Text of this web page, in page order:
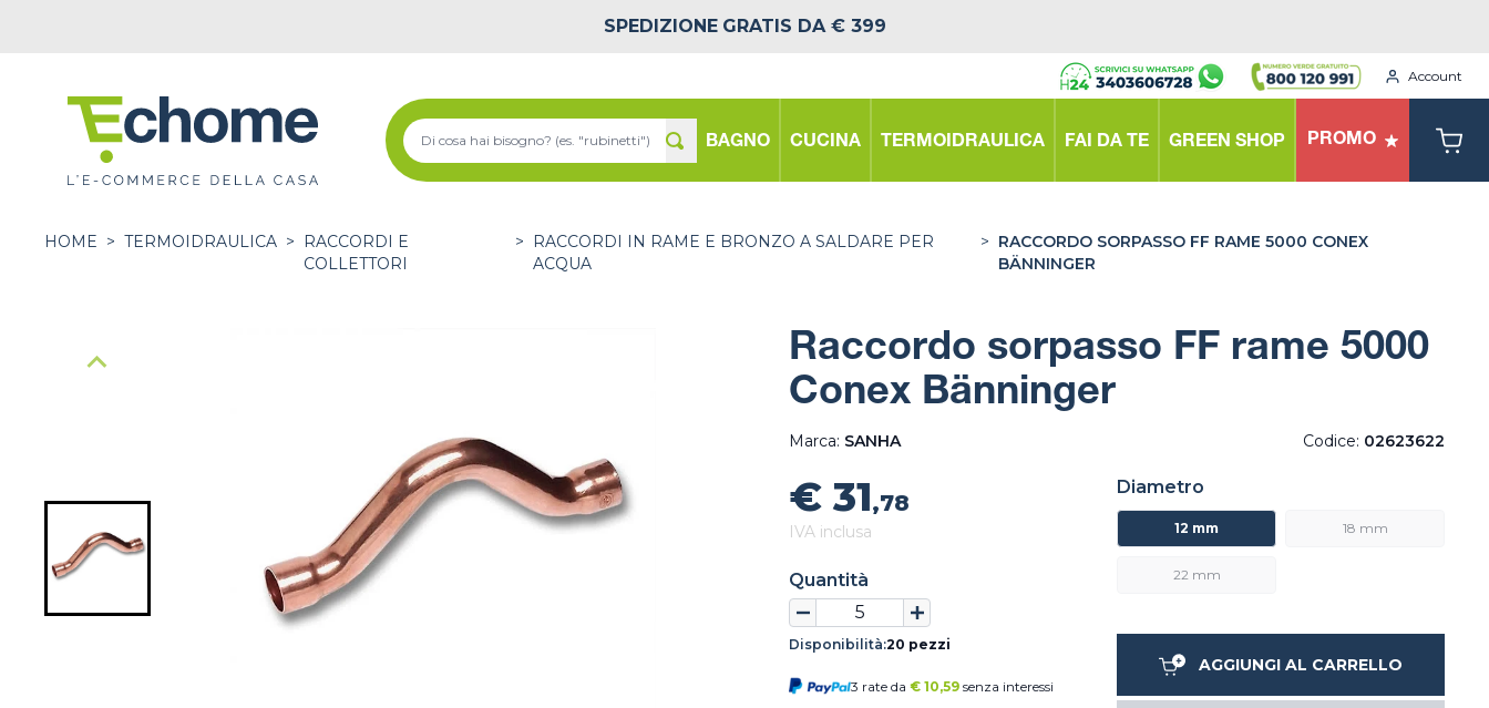
SPEDIZIONE GRATIS DA € 399
Account
BAGNO CUCINA TERMOIDRAULICA FAI DA TE GREEN SHOP PROMO
HOME > TERMOIDRAULICA >
RACCORDI E
COLLETTORI
>
RACCORDI IN RAME E BRONZO A SALDARE PER
ACQUA
> RACCORDO SORPASSO FF RAME 5000 CONEX
BÄNNINGER
Raccordo sorpasso FF rame 5000
Conex Bänninger
Marca: SANHA Codice: 02623622
€ 31,78
IVA inclusa
Quantità
Disponibilità:20 pezzi
3 rate da € 10,59 senza interessi
Diametro
12 mm 18 mm
22 mm
AGGIUNGI AL CARRELLO